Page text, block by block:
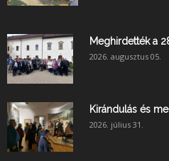
Meghirdették a
2026. augusztus 05.
Kirándulás és
2026. július 31.